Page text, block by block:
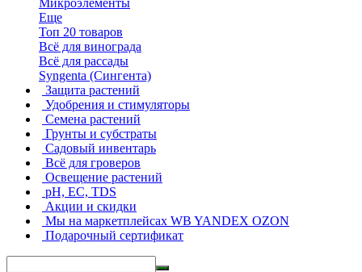
Микроэлементы
Еще
Топ 20 товаров
Всё для винограда
Всё для рассады
Syngenta (Сингента)
Защита растений
Удобрения и стимуляторы
Семена растений
Грунты и субстраты
Садовый инвентарь
Всё для гроверов
Освещение растений
pH, EC, TDS
Акции и скидки
Мы на маркетплейсах WB YANDEX OZON
Подарочный сертификат